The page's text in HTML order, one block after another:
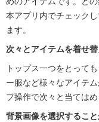
本アプリ内でチェック
ます。
次々とアイテムを着せ
トップス一つをとって
ー服など様々なアイテ
プ操作で次々と当てはめ
背景画像を選択するこ